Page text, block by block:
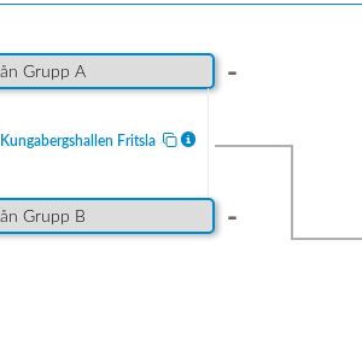
Grupp A -
Fritsla
Grupp B -